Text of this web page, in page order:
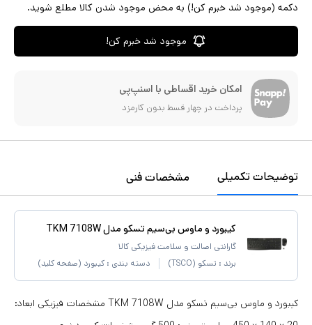
دکمه (موجود شد خبرم کن!) به محض موجود شدن کالا مطلع شوید.
موجود شد خبرم کن!
امکان خرید اقساطی با اسنپ‌پی
پرداخت در چهار قسط بدون کارمزد
توضیحات تکمیلی مشخصات فنی
کیبورد و ماوس بی‌سیم تسکو مدل TKM 7108W
گارانتی اصالت و سلامت فیزیکی کالا
برند : تسکو (TSCO) دسته بندی : کیبورد (صفحه کلید)
کیبورد و ماوس بی‌سیم تسکو مدل TKM 7108W مشخصات فیزیکی ابعاد: